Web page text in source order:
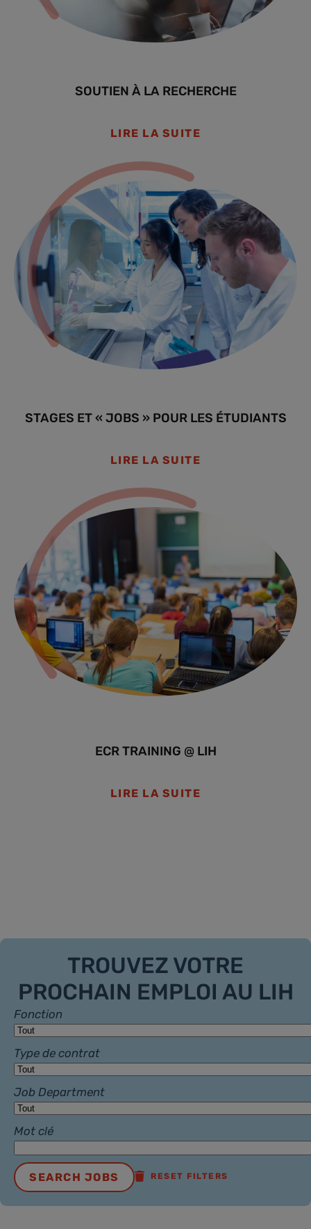
SOUTIEN À LA RECHERCHE
LIRE LA SUITE
STAGES ET « JOBS » POUR LES ÉTUDIANTS
LIRE LA SUITE
ECR TRAINING @ LIH
LIRE LA SUITE
TROUVEZ VOTRE
PROCHAIN EMPLOI AU LIH
Fonction
Type de contrat
Job Department
Mot clé
SEARCH JOBS RESET FILTERS